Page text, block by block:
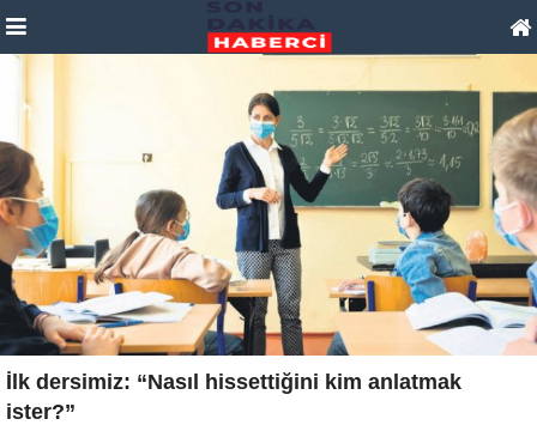
İlk dersimiz: “Nasıl hissettiğini kim anlatmak
ister?”